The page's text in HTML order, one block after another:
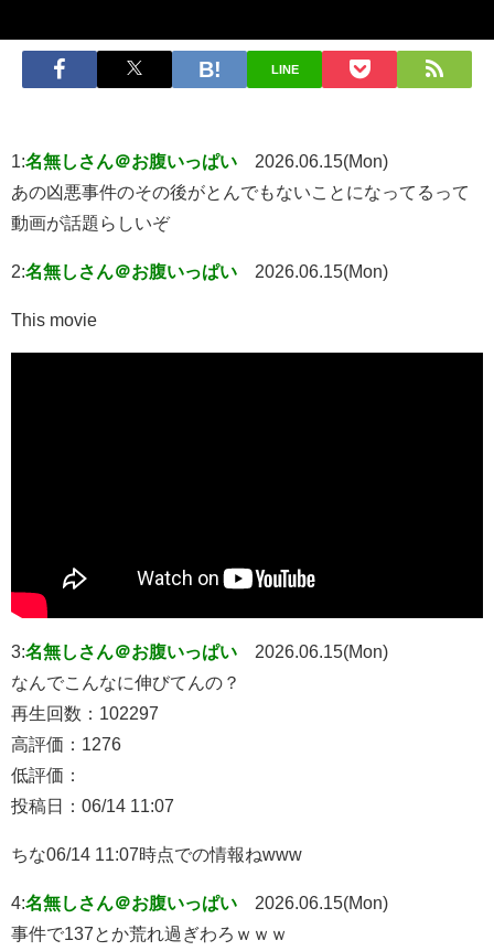
LINE
1:名無しさん＠お腹いっぱい
2026.06.15(Mon)
あの凶悪事件のその後がとんでもないことになってるって
動画が話題らしいぞ
2:名無しさん＠お腹いっぱい 2026.06.15(Mon)
This movie
3:名無しさん＠お腹いっぱい
2026.06.15(Mon)
なんでこんなに伸びてんの？
再生回数：102297
高評価：1276
低評価：
投稿日：06/14 11:07
ちな06/14 11:07時点での情報ねwww
4:名無しさん＠お腹いっぱい
2026.06.15(Mon)
事件で137とか荒れ過ぎわろｗｗｗ